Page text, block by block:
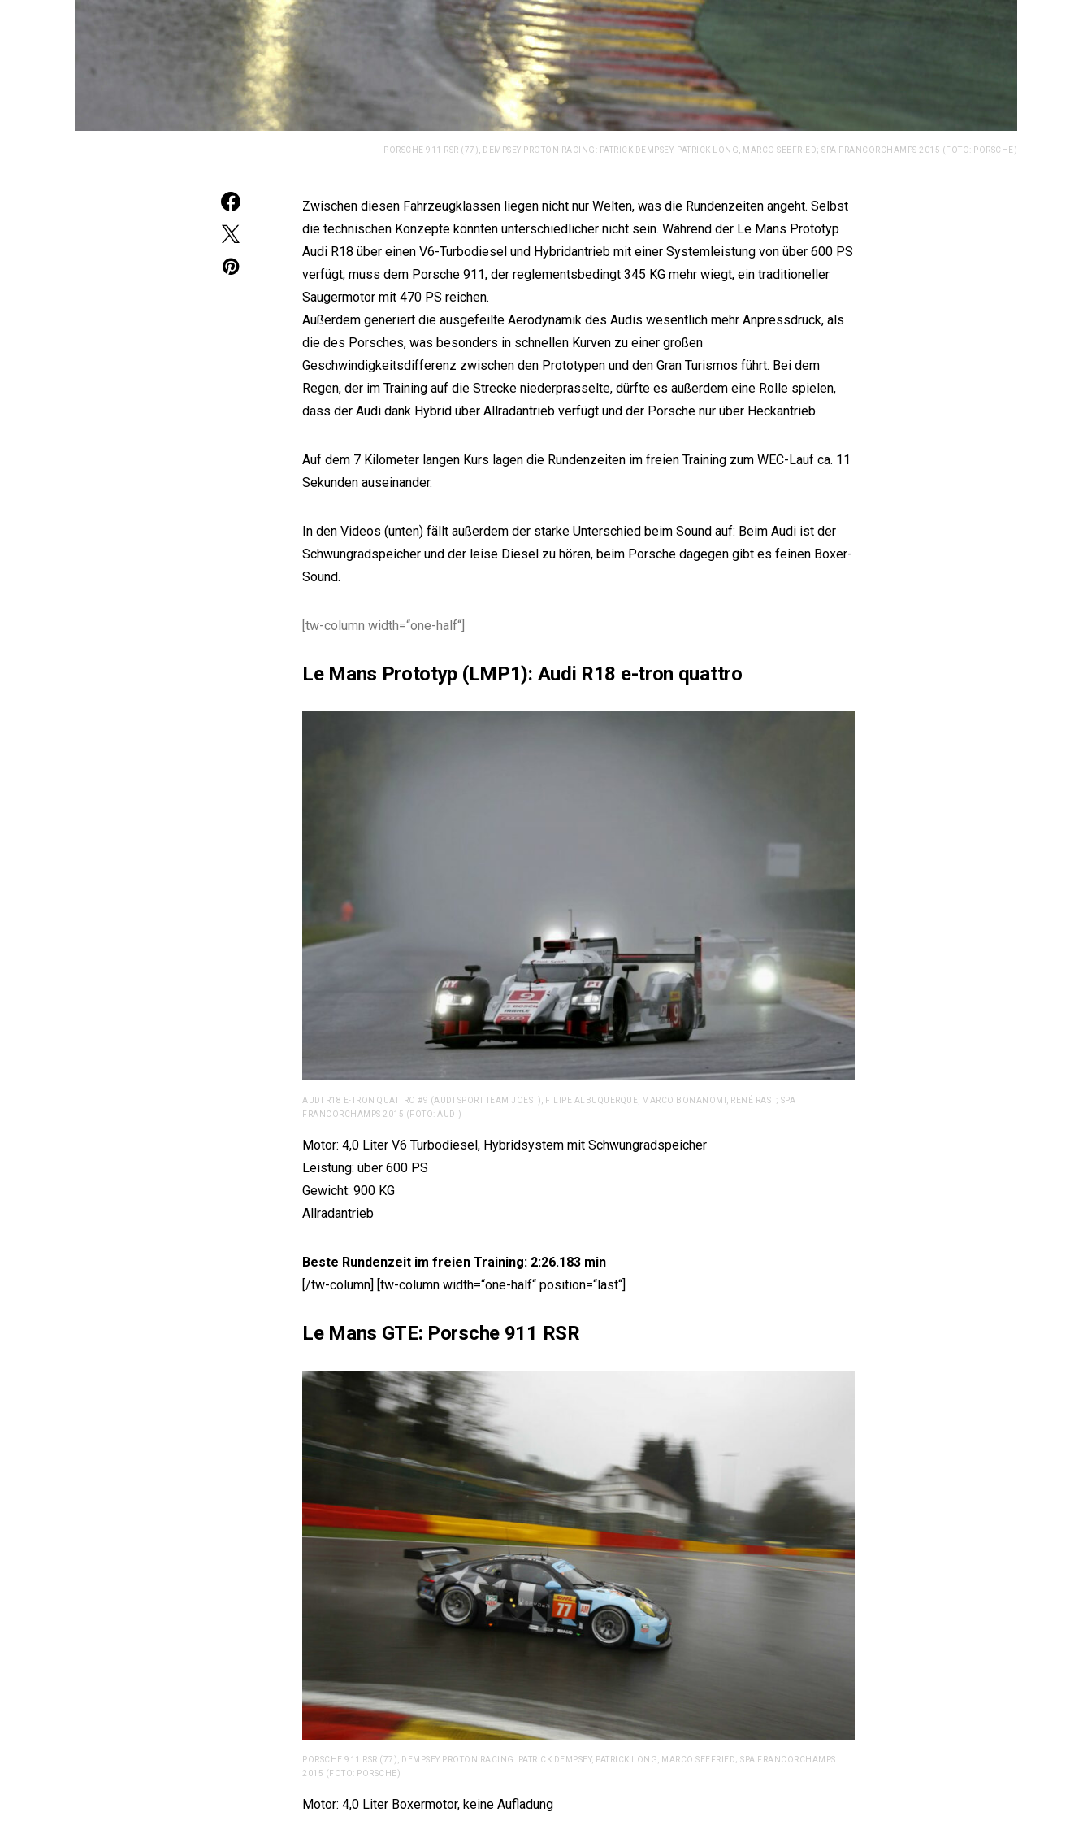
PORSCHE 911 RSR (77), DEMPSEY PROTON RACING: PATRICK DEMPSEY, PATRICK LONG, MARCO SEEFRIED; SPA FRANCORCHAMPS 2015 (FOTO: PORSCHE)
Zwischen diesen Fahrzeugklassen liegen nicht nur Welten, was die Rundenzeiten angeht. Selbst
die technischen Konzepte könnten unterschiedlicher nicht sein. Während der Le Mans Prototyp
Audi R18 über einen V6-Turbodiesel und Hybridantrieb mit einer Systemleistung von über 600 PS
verfügt, muss dem Porsche 911, der reglementsbedingt 345 KG mehr wiegt, ein traditioneller
Saugermotor mit 470 PS reichen.
Außerdem generiert die ausgefeilte Aerodynamik des Audis wesentlich mehr Anpressdruck, als
die des Porsches, was besonders in schnellen Kurven zu einer großen
Geschwindigkeitsdifferenz zwischen den Prototypen und den Gran Turismos führt. Bei dem
Regen, der im Training auf die Strecke niederprasselte, dürfte es außerdem eine Rolle spielen,
dass der Audi dank Hybrid über Allradantrieb verfügt und der Porsche nur über Heckantrieb.
Auf dem 7 Kilometer langen Kurs lagen die Rundenzeiten im freien Training zum WEC-Lauf ca. 11
Sekunden auseinander.
In den Videos (unten) fällt außerdem der starke Unterschied beim Sound auf: Beim Audi ist der
Schwungradspeicher und der leise Diesel zu hören, beim Porsche dagegen gibt es feinen Boxer-
Sound.
[tw-column width=“one-half“]
Le Mans Prototyp (LMP1): Audi R18 e-tron quattro
AUDI R18 E-TRON QUATTRO #9 (AUDI SPORT TEAM JOEST), FILIPE ALBUQUERQUE, MARCO BONANOMI, RENÉ RAST; SPA
FRANCORCHAMPS 2015 (FOTO: AUDI)
Motor: 4,0 Liter V6 Turbodiesel, Hybridsystem mit Schwungradspeicher
Leistung: über 600 PS
Gewicht: 900 KG
Allradantrieb
Beste Rundenzeit im freien Training: 2:26.183 min
[/tw-column] [tw-column width=“one-half“ position=“last“]
Le Mans GTE: Porsche 911 RSR
PORSCHE 911 RSR (77), DEMPSEY PROTON RACING: PATRICK DEMPSEY, PATRICK LONG, MARCO SEEFRIED; SPA FRANCORCHAMPS
2015 (FOTO: PORSCHE)
Motor: 4,0 Liter Boxermotor, keine Aufladung